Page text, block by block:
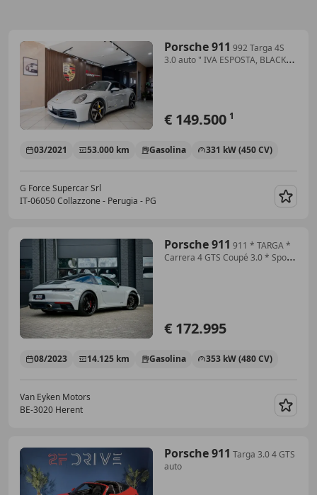
Porsche 911 992 Targa 4S
3.0 auto " IVA ESPOSTA, BLACK
€ 149.500 1
03/2021 53.000 km Gasolina 331 kW (450 CV)
G Force Supercar Srl
IT-06050 Collazzone - Perugia - PG
Porsche 911 911 * TARGA *
Carrera 4 GTS Coupé 3.0 * Sport
€ 172.995
08/2023 14.125 km Gasolina 353 kW (480 CV)
Van Eyken Motors
BE-3020 Herent
Porsche 911 Targa 3.0 4 GTS
auto